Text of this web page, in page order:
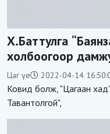
Х.Баттулга
холбоогоор
завшсан уу
Цаг үе 2022-04-14
Ковид болж, "Цагаан
Тавантолгой",